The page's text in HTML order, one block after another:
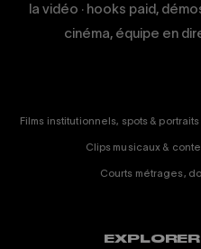
la vidéo · hooks paid,
cinéma, équipe en
Films institutionnels, spots &
Clips musicaux &
& DOC
Courts métrages,